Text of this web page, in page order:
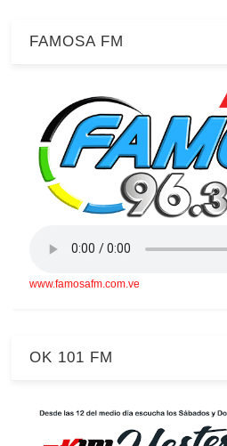
FAMOSA FM
www.famosafm.com.ve
OK 101 FM